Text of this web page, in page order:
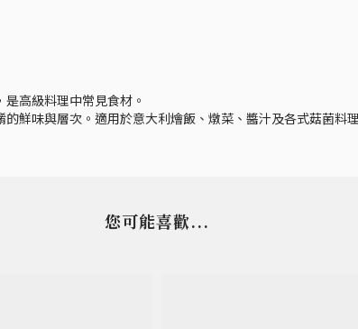
高級料理中常見食材。
鮮味與層次。適用於意大利燴飯、燉菜、醬汁及各式菇菌料
您可能喜歡...